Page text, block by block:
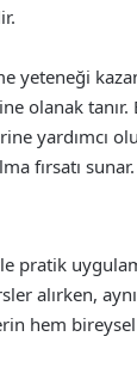
yeteneği
olanak
yardımcı
fırsatı sunar.
pratik
alırken,
hem bireysel